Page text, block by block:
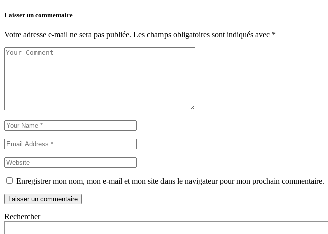
Laisser un commentaire
Votre adresse e-mail ne sera pas publiée. Les champs obligatoires sont indiqués avec *
Enregistrer mon nom, mon e-mail et mon site dans le navigateur pour mon prochain commentaire.
Rechercher